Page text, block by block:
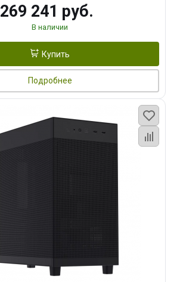
269 241 руб.
В наличии
Купить
Подробнее